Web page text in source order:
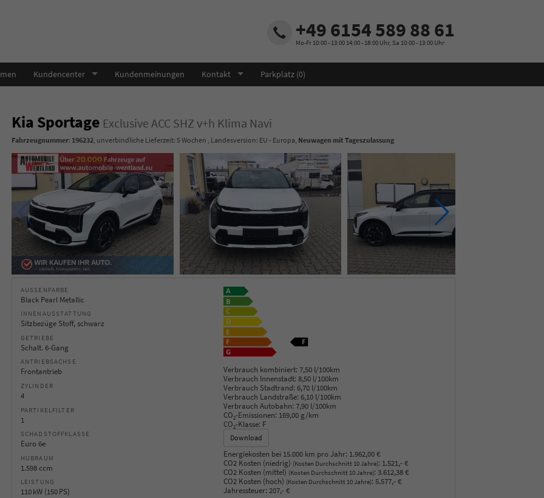
+49 6154 589 88 61
Mo-Fr 10:00 - 13:00 14:00 - 18:00 Uhr, Sa 10:00 - 13:00 Uhr
Kundencenter Kundenmeinungen Kontakt Parkplatz (0)
Kia Sportage Exclusive ACC SHZ v+h Klima Navi
Fahrzeugnummer: 196232, unverbindliche Lieferzeit: 5 Wochen , Landesversion: EU - Europa, Neuwagen mit Tageszulassung
AUSSENFARBE
Black Pearl Metallic
INNENAUSSTATTUNG
Sitzbezüge Stoff, schwarz
GETRIEBE
Schalt. 6-Gang
ANTRIEBSACHSE
Frontantrieb
ZYLINDER
4
PARTIKELFILTER
1
SCHADSTOFFKLASSE
Euro 6e
HUBRAUM
1.598 ccm
LEISTUNG
110 kW (150 PS)
Verbrauch kombiniert: 7,50 l/100km
Verbrauch Innenstadt: 8,50 l/100km
Verbrauch Stadtrand: 6,70 l/100km
Verbrauch Landstraße: 6,10 l/100km
Verbrauch Autobahn: 7,90 l/100km
CO2-Emissionen: 169,00 g/km
CO2-Klasse: F
Download
Energiekosten bei 15.000 km pro Jahr: 1.962,00 €
CO2 Kosten (niedrig) (Kosten Durchschnitt 10 Jahre): 1.521,- €
CO2 Kosten (mittel) (Kosten Durchschnitt 10 Jahre): 3.612,38 €
CO2 Kosten (hoch) (Kosten Durchschnitt 10 Jahre): 5.577,- €
Jahressteuer: 207,- €